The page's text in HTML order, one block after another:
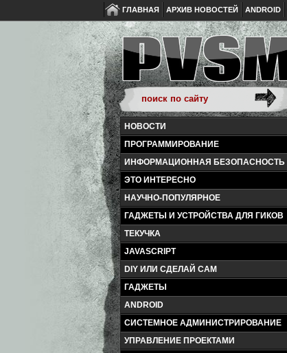
ГЛАВНАЯ АРХИВ НОВОСТЕЙ ANDROID
НОВОСТИ
ПРОГРАММИРОВАНИЕ
ИНФОРМАЦИОННАЯ БЕЗОПАСНОСТЬ
ЭТО ИНТЕРЕСНО
НАУЧНО-ПОПУЛЯРНОЕ
ГАДЖЕТЫ И УСТРОЙСТВА ДЛЯ ГИКОВ
ТЕКУЧКА
JAVASCRIPT
DIY ИЛИ СДЕЛАЙ САМ
ГАДЖЕТЫ
ANDROID
СИСТЕМНОЕ АДМИНИСТРИРОВАНИЕ
УПРАВЛЕНИЕ ПРОЕКТАМИ